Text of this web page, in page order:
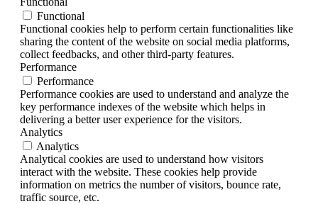
Functional
Functional cookies help to perform certain functionalities like
sharing the content of the website on social media platforms,
collect feedbacks, and other third-party features.
Performance
Performance
Performance cookies are used to understand and analyze the
key performance indexes of the website which helps in
delivering a better user experience for the visitors.
Analytics
Analytics
Analytical cookies are used to understand how visitors
interact with the website. These cookies help provide
information on metrics the number of visitors, bounce rate,
traffic source, etc.